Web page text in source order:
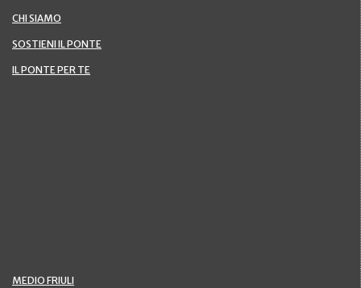
CHI SIAMO
SOSTIENI IL PONTE
IL PONTE PER TE
MEDIO FRIULI